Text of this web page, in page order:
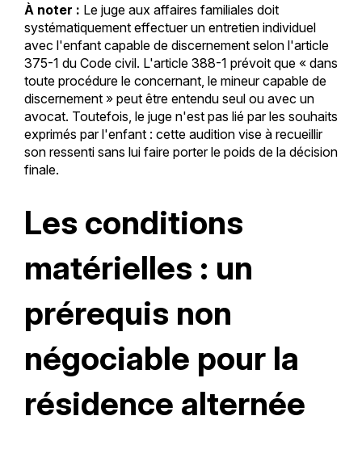
À noter : Le juge aux affaires familiales doit
systématiquement effectuer un entretien individuel
avec l'enfant capable de discernement selon l'article
375-1 du Code civil. L'article 388-1 prévoit que « dans
toute procédure le concernant, le mineur capable de
discernement » peut être entendu seul ou avec un
avocat. Toutefois, le juge n'est pas lié par les souhaits
exprimés par l'enfant : cette audition vise à recueillir
son ressenti sans lui faire porter le poids de la décision
finale.
Les conditions
matérielles : un
prérequis non
négociable pour la
résidence alternée